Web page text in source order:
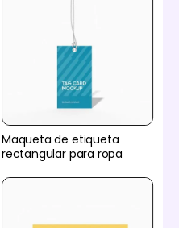
Maqueta de etiqueta
rectangular para ropa